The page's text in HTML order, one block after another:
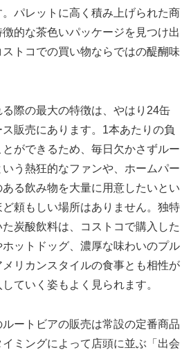
パレットに高く積み上げられた商
的な茶色いパッケージを見つけ出
トコでの買い物ならではの醍醐味
際の最大の特徴は、やはり24缶
販売にあります。1本あたりの負
ができるため、毎日欠かさずルー
いう熱狂的なファンや、ホームパー
る飲み物を大量に用意したいとい
頼もしい場所はありません。独特
炭酸飲料は、コストコで購入した
ットドッグ、濃厚な味わいのプル
リカンスタイルの食事とも相性が
ていく姿もよく見られます。
ートビアの販売は常設の定番商品
ミングによって店頭に並ぶ「出会